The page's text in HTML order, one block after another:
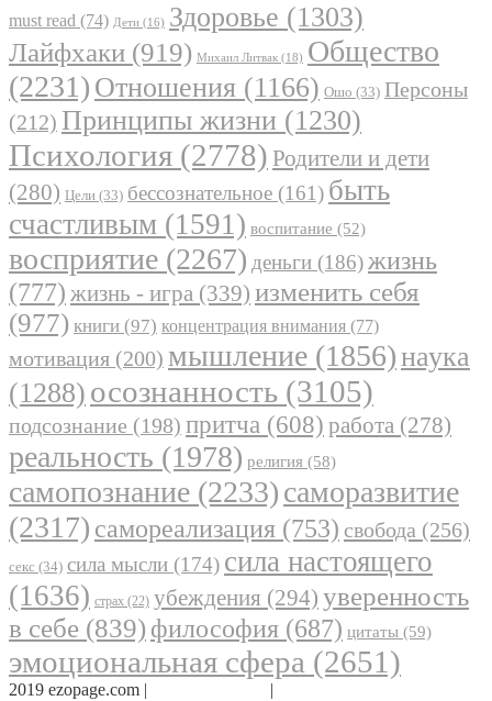
must read (74) Дети (16) Здоровье (1303)
Лайфхаки (919) Михаил Литвак (18) Общество
(2231) Отношения (1166) Ошо (33) Персоны
(212) Принципы жизни (1230)
Психология (2778) Родители и дети
(280) Цели (33) бессознательное (161) быть
счастливым (1591) воспитание (52)
восприятие (2267) деньги (186)жизнь
(777) жизнь - игра (339) изменить себя
(977) книги (97) концентрация внимания (77)
мотивация (200) мышление (1856)наука
(1288) осознанность (3105)
подсознание (198) притча (608) работа (278)
реальность (1978) религия (58)
самопознание (2233)саморазвитие
(2317) самореализация (753) свобода (256)
секс (34) сила мысли (174) сила настоящего
(1636) страх (22) убеждения (294) уверенность
в себе (839) философия (687) цитаты (59)
эмоциональная сфера (2651)
2019 ezopage.com |